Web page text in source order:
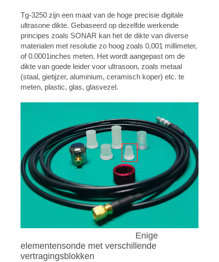
Tg-3250 zijn een maat van de hoge precisie digitale
ultrasone dikte. Gebaseerd op dezelfde werkende
principes zoals SONAR kan het de dikte van diverse
materialen met resolutie zo hoog zoals 0,001 millimeter,
of 0.0001inches meten. Het wordt aangepast om de
dikte van goede leider voor ultrasoon, zoals metaal
(staal, gietijzer, aluminium, ceramisch koper) etc. te
meten, plastic, glas, glasvezel.
Enige
elementensonde met verschillende
vertragingsblokken